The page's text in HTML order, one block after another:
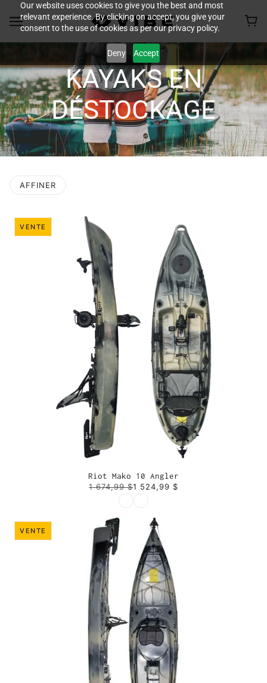
Our website uses cookies to give you the best and most
relevant experience. By clicking on accept, you give your
consent to the use of cookies as per our privacy policy.
Deny Accept
KAYAKS EN
DÉSTOCKAGE
AFFINER
VENTE
Riot Mako 10 Angler
1 674,99 $1 524,99 $
VENTE